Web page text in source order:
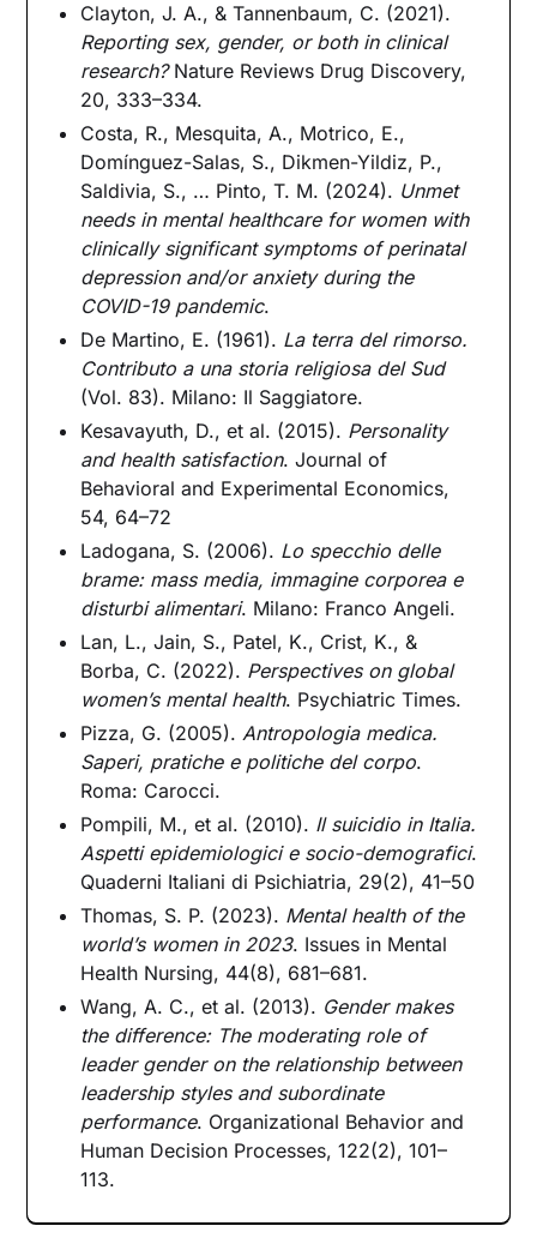
Clayton, J. A., & Tannenbaum, C. (2021).
Reporting sex, gender, or both in clinical
research?Nature Reviews Drug Discovery,
20, 333–334.
Costa, R., Mesquita, A., Motrico, E.,
Domínguez-Salas, S., Dikmen-Yildiz, P.,
Saldivia, S., … Pinto, T. M. (2024). Unmet
needs in mental healthcare for women with
clinically significant symptoms of perinatal
depression and/or anxiety during the
COVID-19 pandemic.
De Martino, E. (1961). La terra del rimorso.
Contributo a una storia religiosa del Sud
(Vol. 83). Milano: Il Saggiatore.
Kesavayuth, D., et al. (2015). Personality
and health satisfaction. Journal of
Behavioral and Experimental Economics,
54, 64–72
Ladogana, S. (2006). Lo specchio delle
brame: mass media, immagine corporea e
disturbi alimentari. Milano: Franco Angeli.
Lan, L., Jain, S., Patel, K., Crist, K., &
Borba, C. (2022). Perspectives on global
women’s mental health. Psychiatric Times.
Pizza, G. (2005).Antropologia medica.
Saperi, pratiche e politiche del corpo.
Roma: Carocci.
Pompili, M., et al. (2010). Il suicidio in Italia.
Aspetti epidemiologici e socio-demografici.
Quaderni Italiani di Psichiatria, 29(2), 41–50
Thomas, S. P. (2023). Mental health of the
world’s women in 2023. Issues in Mental
Health Nursing, 44(8), 681–681.
Wang, A. C., et al. (2013). Gender makes
the difference: The moderating role of
leader gender on the relationship between
leadership styles and subordinate
performance. Organizational Behavior and
Human Decision Processes, 122(2), 101–
113.